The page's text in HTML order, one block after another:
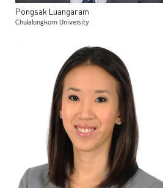
Pongsak Luangaram
Chulalongkorn University